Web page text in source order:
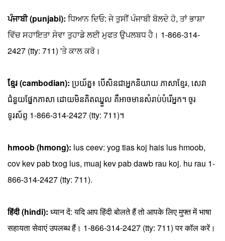
ਪੰਜਾਬੀ (punjabi): ਧਿਆਨ ਦਿਓ: ਜੇ ਤੁਸੀਂ ਪੰਜਾਬੀ ਬੋਲਦੇ ਹੋ, ਤਾਂ ਭਾਸ਼ਾ
ਵਿੱਚ ਸਹਾਇਤਾ ਸੇਵਾ ਤੁਹਾਡੇ ਲਈ ਮੁਫਤ ਉਪਲਬਧ ਹੈ। 1-866-314-
2427 (tty: 711) 'ਤੇ ਕਾਲ ਕਰੋ।
ខ្មែរ (cambodian): ប្រយ័ត្ន៖ បើសិនជាអ្នកនិយាយ ភាសាខ្មែរ, សេវា
ជំនួយផ្នែកភាសា ដោយមិនគិតឈ្នួល គឺអាចមានសំរាប់បំរើអ្នក។ ចូរ
ទូរស័ព្ទ 1-866-314-2427 (tty: 711)។
hmoob (hmong): lus ceev: yog tias koj hais lus hmoob,
cov kev pab txog lus, muaj kev pab dawb rau koj. hu rau 1-
866-314-2427 (tty: 711).
हिंदी (hindi): ध्यान दें: यदि आप हिंदी बोलते हैं तो आपके लिए मुफ्त में भाषा
सहायता सेवाएं उपलब्ध हैं। 1-866-314-2427 (tty: 711) पर कॉल करें।